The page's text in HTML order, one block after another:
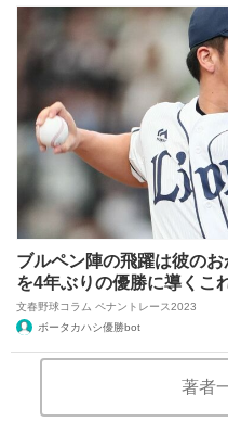
ブルペン陣の飛躍は彼の
を4年ぶりの優勝に導くこ
文春野球コラム ペナントレース2023
ボータカハシ優勝bot
著者